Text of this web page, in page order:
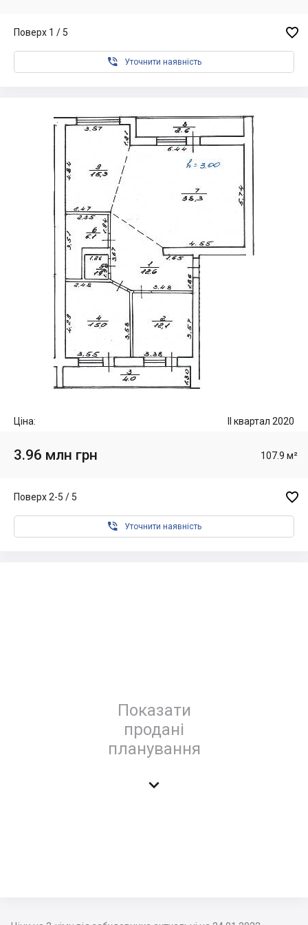
Поверх 1 / 5 
 Уточнити наявність
Ціна: II квартал 2020
3.96 млн грн 107.9 м²
Поверх 2-5 / 5 
 Уточнити наявність
Показати
продані
планування
